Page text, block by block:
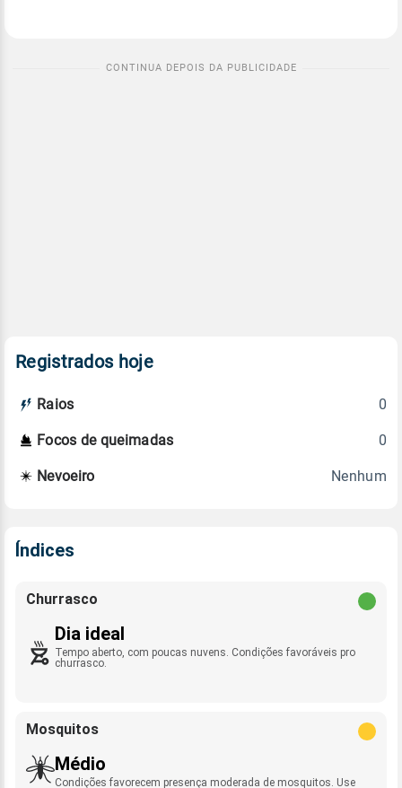
Registrados hoje
Raios 0
Focos de queimadas 0
Nevoeiro Nenhum
Índices
Churrasco
Dia ideal
Tempo aberto, com poucas nuvens. Condições favoráveis pro
churrasco.
Mosquitos
Médio
Condições favorecem presença moderada de mosquitos. Use